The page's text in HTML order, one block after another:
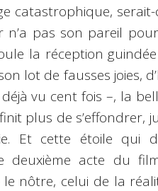
catastrophique,
n’a pas son pareil
la réception
lot de fausses joies,
vu cent fois –, la
plus de s’effondrer,
Et cette étoile qui
deuxième acte du
nôtre, celui de la